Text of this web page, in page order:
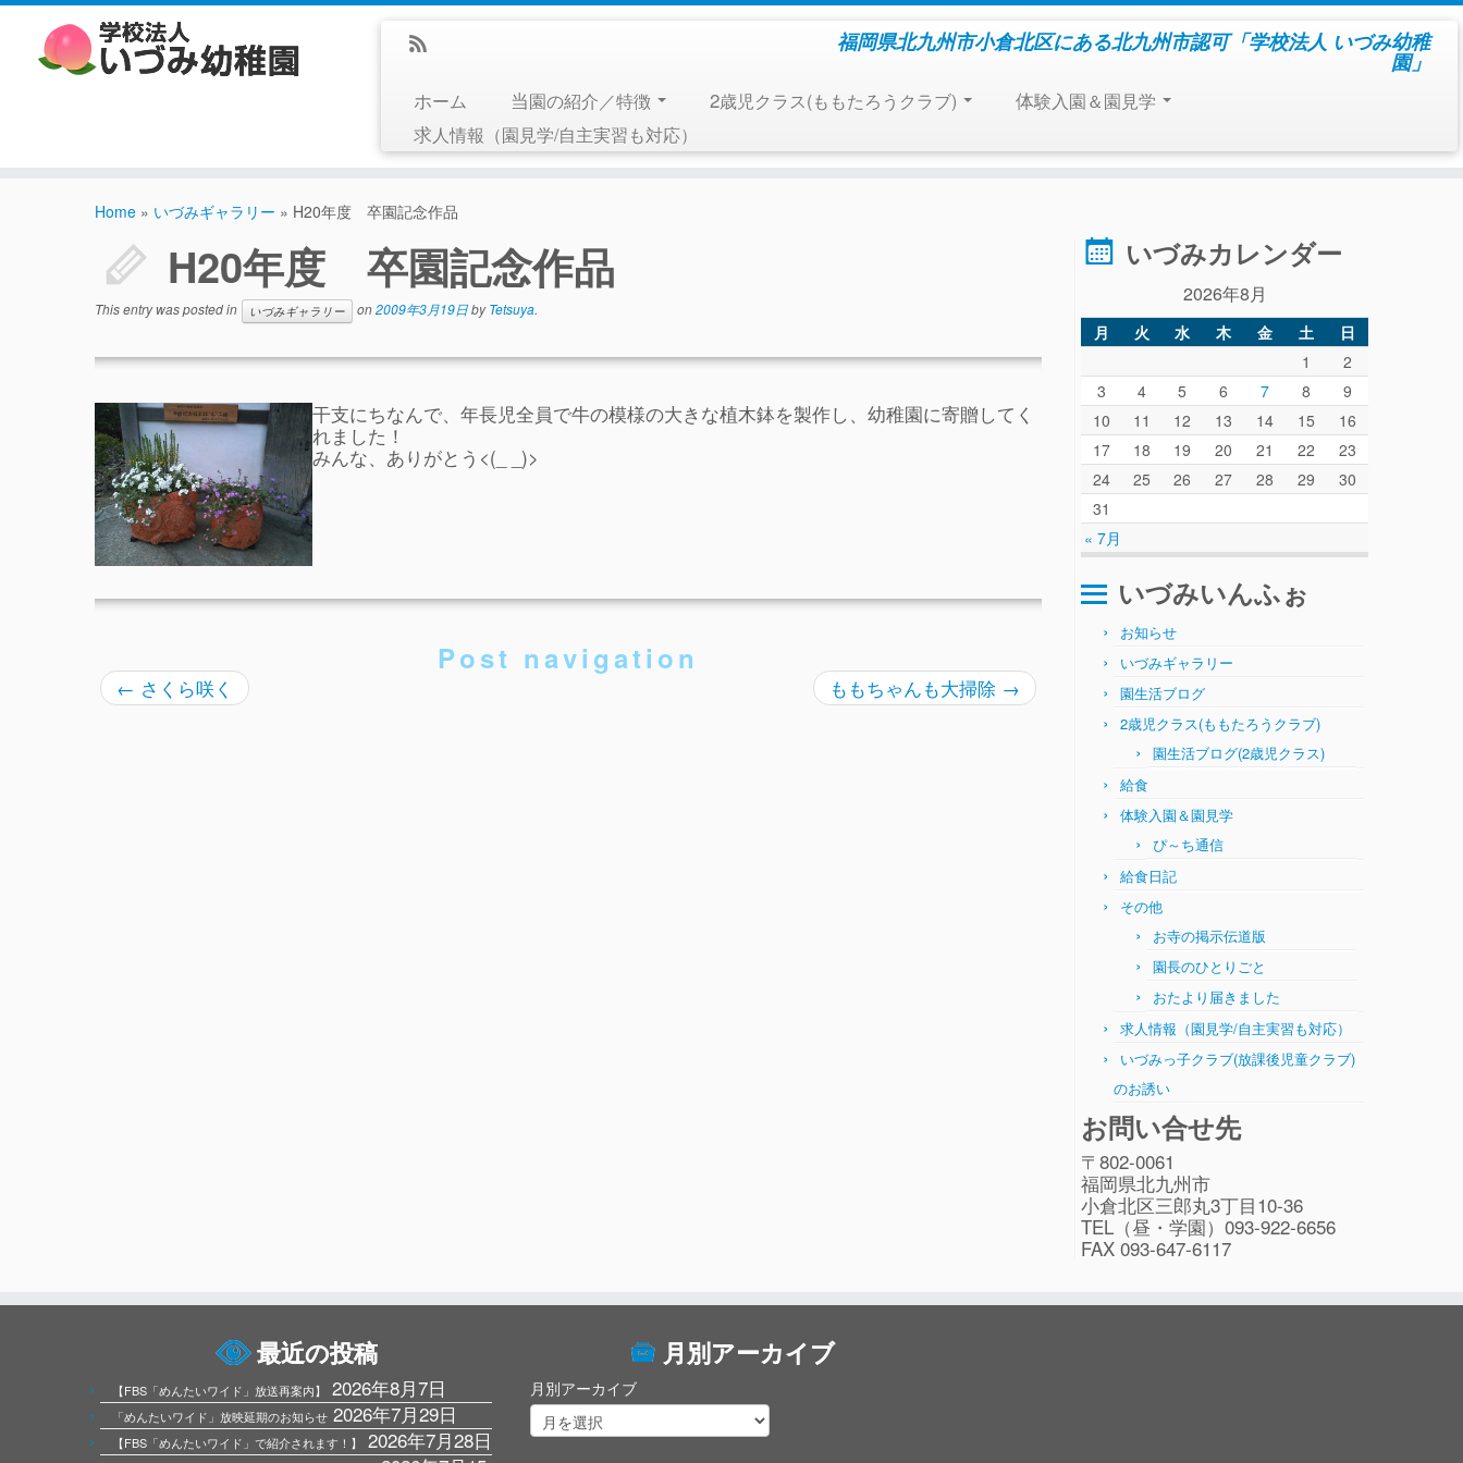
福岡県北九州市小倉北区にある北九州市認可「学校法人 いづみ幼稚
園」
ホーム 当園の紹介／特徴 2歳児クラス(ももたろうクラブ)
体験入園＆園見学
求人情報（園見学/自主実習も対応）
Home » いづみギャラリー » H20年度 卒園記念作品
H20年度 卒園記念作品
This entry was posted in いづみギャラリー on2009年3月19日byTetsuya.
干支にちなんで、年長児全員で牛の模様の大きな植木鉢を製作し、幼稚園に寄贈してく
れました！
みんな、ありがとう<(_ _)>
Post navigation
← さくら咲く ももちゃんも大掃除 →
いづみカレンダー
2026年8月
月 火 水 木 金 土 日
« 7月
1
2
3
4 5 6 7 8
9
10
11 12 13 14 15
16
17
18 19 20 21 22
23
24
25 26 27 28 29
30
31
いづみいんふぉ
お知らせ
いづみギャラリー
園生活ブログ
2歳児クラス(ももたろうクラブ)
園生活ブログ(2歳児クラス)
給食
体験入園＆園見学
ぴ～ち通信
給食日記
その他
お寺の掲示伝道版
園長のひとりごと
おたより届きました
求人情報（園見学/自主実習も対応）
いづみっ子クラブ(放課後児童クラブ)
のお誘い
お問い合せ先
〒802-0061
福岡県北九州市
小倉北区三郎丸3丁目10-36
TEL（昼・学園）093-922-6656
FAX 093-647-6117
最近の投稿
【FBS「めんたいワイド」放送再案内】 2026年8月7日
「めんたいワイド」放映延期のお知らせ 2026年7月29日
【FBS「めんたいワイド」で紹介されます！】 2026年7月28日
月別アーカイブ
月別アーカイブ